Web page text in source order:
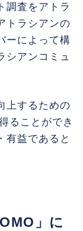
調査をアトラ
トラシアンの
ーによって構
シアンコミュ
上するための
ることができ
有益であると
」に